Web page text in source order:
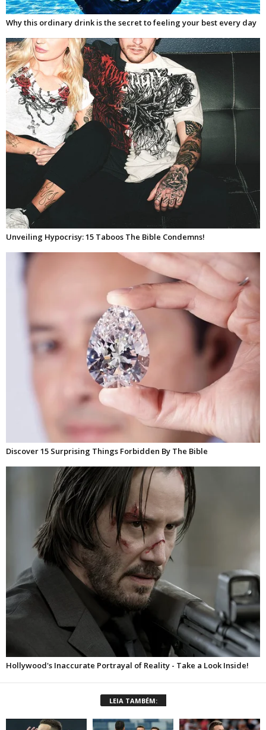
LEIA TAMBÉM: